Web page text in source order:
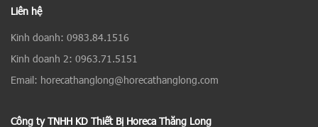
Liên hệ
Kinh doanh: 0983.84.1516
Kinh doanh 2: 0963.71.5151
Email: horecathanglong@horecathanglong.com
Công ty TNHH KD Thiết Bị Horeca Thăng Long